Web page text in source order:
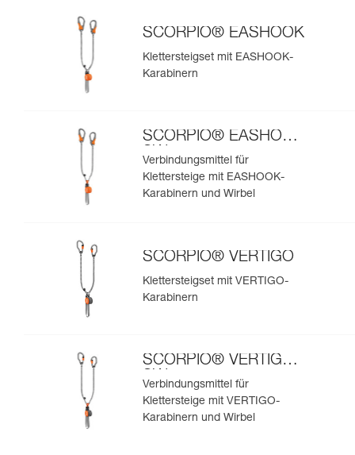
SCORPIO® EASHOOK
Klettersteigset mit EASHOOK-
Karabinern
SCORPIO® EASHOOK
SW
Verbindungsmittel für
Klettersteige mit EASHOOK-
Karabinern und Wirbel
SCORPIO® VERTIGO
Klettersteigset mit VERTIGO-
Karabinern
SCORPIO® VERTIGO
SW
Verbindungsmittel für
Klettersteige mit VERTIGO-
Karabinern und Wirbel